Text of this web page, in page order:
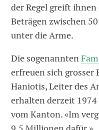
der Regel greift
Beträgen zwischen
unter die Arme.
Die sogenannten
erfreuen sich
Haniotis, Leiter des
erhalten derzeit
vom Kanton. «Im